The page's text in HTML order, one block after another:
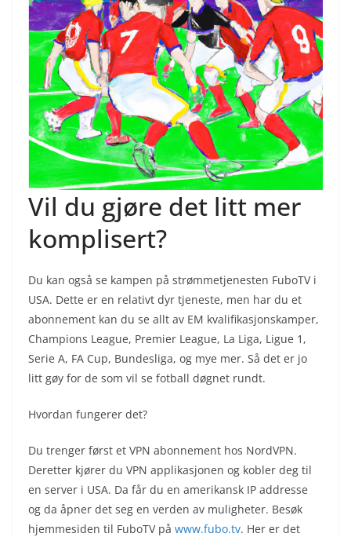
Vil du gjøre det litt mer
komplisert?
Du kan også se kampen på strømmetjenesten FuboTV i
USA. Dette er en relativt dyr tjeneste, men har du et
abonnement kan du se allt av EM kvalifikasjonskamper,
Champions League, Premier League, La Liga, Ligue 1,
Serie A, FA Cup, Bundesliga, og mye mer. Så det er jo
litt gøy for de som vil se fotball døgnet rundt.
Hvordan fungerer det?
Du trenger først et VPN abonnement hos NordVPN.
Deretter kjører du VPN applikasjonen og kobler deg til
en server i USA. Da får du en amerikansk IP addresse
og da åpner det seg en verden av muligheter. Besøk
hjemmesiden til FuboTV på www.fubo.tv. Her er det